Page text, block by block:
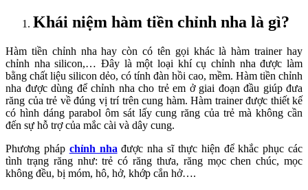
Khái niệm hàm tiền chỉnh nha là gì?
Hàm tiền chỉnh nha hay còn có tên gọi khác là hàm trainer hay
chỉnh nha silicon,… Đây là một loại khí cụ chỉnh nha được làm
bằng chất liệu silicon dẻo, có tính đàn hồi cao, mềm. Hàm tiền chỉnh
nha được dùng để chỉnh nha cho trẻ em ở giai đoạn đầu giúp đưa
răng của trẻ về đúng vị trí trên cung hàm. Hàm trainer được thiết kế
có hình dáng parabol ôm sát lấy cung răng của trẻ mà không cần
đến sự hỗ trợ của mắc cài và dây cung.
Phương pháp chỉnh nha được nha sĩ thực hiện để khắc phục các
tình trạng răng như: trẻ có răng thưa, răng mọc chen chúc, mọc
không đều, bị móm, hô, hở, khớp cắn hở….